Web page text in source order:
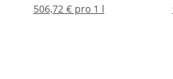
506,72 € pro 1 l